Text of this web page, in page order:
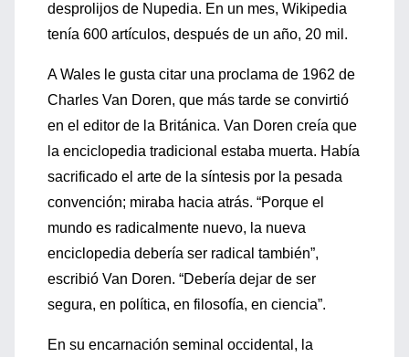
desprolijos de Nupedia. En un mes, Wikipedia
tenía 600 artículos, después de un año, 20 mil.
A Wales le gusta citar una proclama de 1962 de
Charles Van Doren, que más tarde se convirtió
en el editor de la Británica. Van Doren creía que
la enciclopedia tradicional estaba muerta. Había
sacrificado el arte de la síntesis por la pesada
convención; miraba hacia atrás. “Porque el
mundo es radicalmente nuevo, la nueva
enciclopedia debería ser radical también”,
escribió Van Doren. “Debería dejar de ser
segura, en política, en filosofía, en ciencia”.
En su encarnación seminal occidental, la